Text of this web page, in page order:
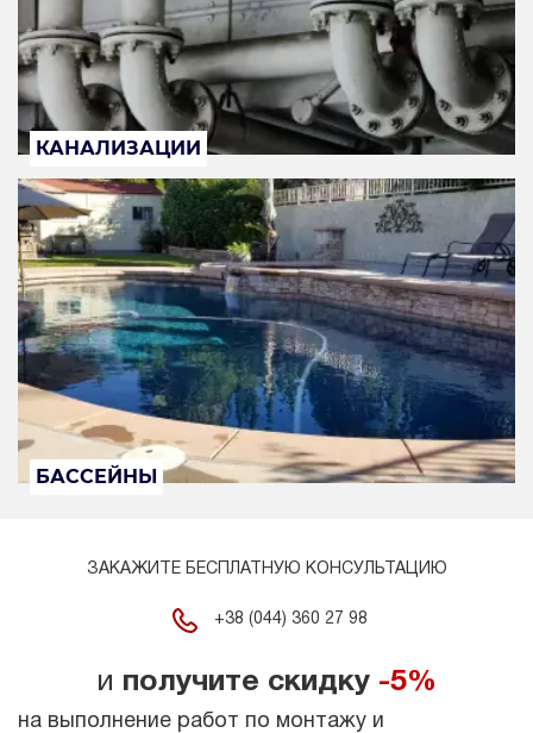
КАНАЛИЗАЦИИ
БАССЕЙНЫ
ЗАКАЖИТЕ БЕСПЛАТНУЮ КОНСУЛЬТАЦИЮ
+38 (044) 360 27 98
и получите скидку -5%
на выполнение работ по монтажу и